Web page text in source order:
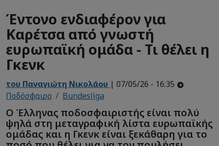
Έντονο ενδιαφέρον για
Καρέτσα από γνωστή
ευρωπαϊκή ομάδα - Τι θέλει η
Γκενκ
του Παναγιώτη Νικολάου | 07/05/26 - 16:35
Ποδόσφαιρο
Bundesliga
Ο Έλληνας ποδοσφαιριστής είναι πολύ
ψηλά στη μεταγραφική λίστα ευρωπαϊκής
ομάδας και η Γκενκ είναι ξεκάθαρη για το